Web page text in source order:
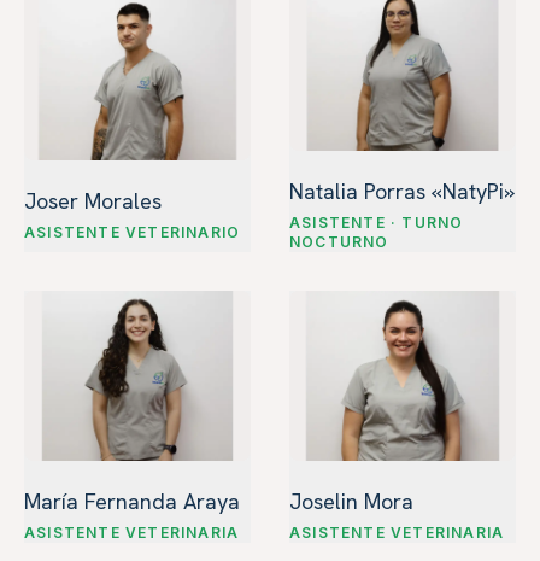
Joser Morales
ASISTENTE VETERINARIO
Natalia Porras «NatyPi»
ASISTENTE · TURNO
NOCTURNO
María Fernanda Araya
ASISTENTE VETERINARIA
Joselin Mora
ASISTENTE VETERINARIA